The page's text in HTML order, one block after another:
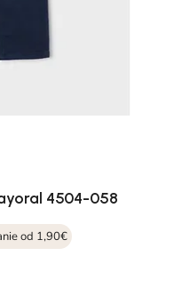
4504-058
od 1,90€